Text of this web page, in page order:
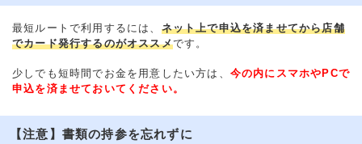
最短ルートで利用するには、 ネット上で申込を済ませてから店舗
でカード発行するのがオススメです。
少しでも短時間でお金を用意したい方は、 今の内にスマホやPCで
申込を済ませておいてください。
【注意】書類の持参を忘れずに